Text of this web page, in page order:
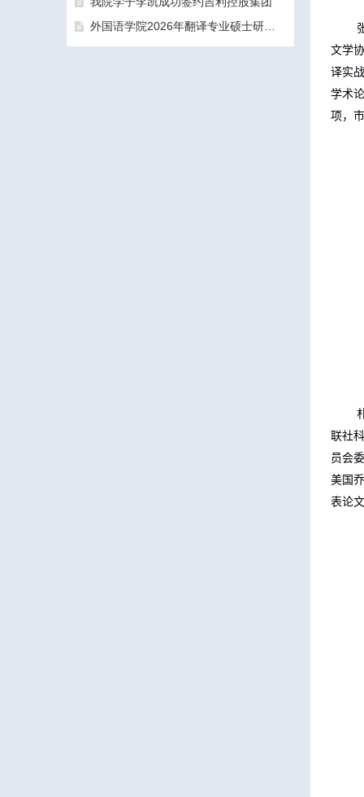
外国语学院2026年翻译专业硕士研究生（MTI）一志愿考生面试工作圆满结束
文学
译实
学术
项，
联社
员会
美国
表论文